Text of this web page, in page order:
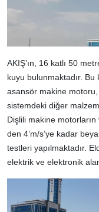
AKIŞ’ın, 16 katlı 50
kuyu bulunmaktadır. Bu
asansör makine
sistemdeki diğer
Dişlili makine
den 4’m/s’ye kadar
testleri yapılmaktadır.
elektrik ve elektronik